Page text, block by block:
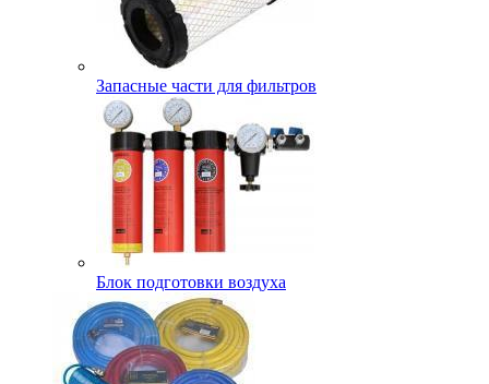
Запасные части для фильтров
Блок подготовки воздуха